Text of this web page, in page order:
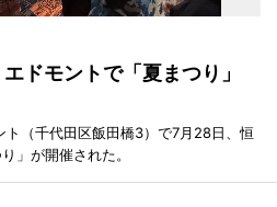
エドモントで「夏まつり」
（千代田区飯田橋3）で7月28日、恒
」が開催された。